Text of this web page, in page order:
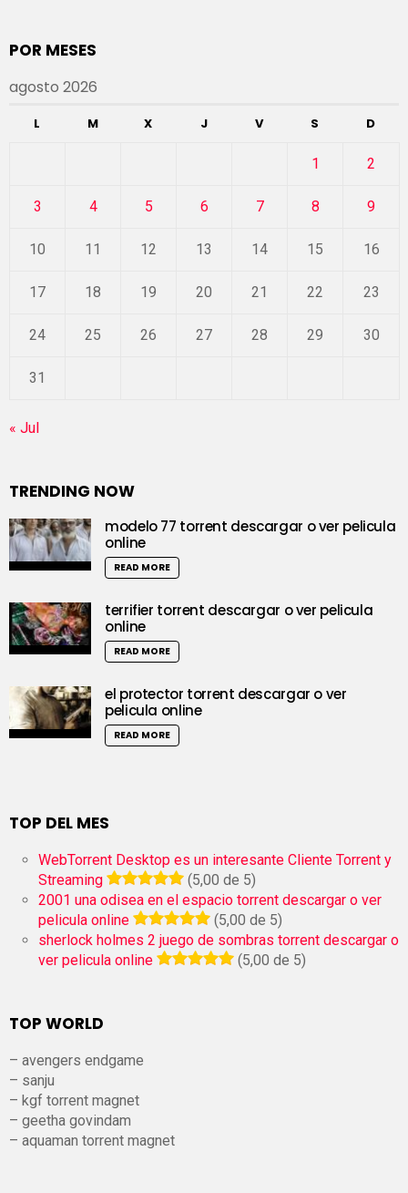
POR MESES
agosto 2026
L M X J V S D
1 2
3 4 5 6 7 8 9
10 11 12 13 14 15 16
17 18 19 20 21 22 23
24 25 26 27 28 29 30
31
« Jul
TRENDING NOW
modelo 77 torrent descargar o ver pelicula
online
READ MORE
terrifier torrent descargar o ver pelicula
online
READ MORE
el protector torrent descargar o ver
pelicula online
READ MORE
TOP DEL MES
WebTorrent Desktop es un interesante Cliente Torrent y
Streaming
(5,00 de 5)
2001 una odisea en el espacio torrent descargar o ver
pelicula online
(5,00 de 5)
sherlock holmes 2 juego de sombras torrent descargar o
ver pelicula online
(5,00 de 5)
TOP WORLD
– avengers endgame
– sanju
– kgf torrent magnet
– geetha govindam
– aquaman torrent magnet